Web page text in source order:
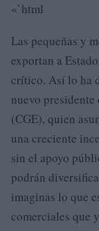
«`html
Las pequeñas y
exportan a
crítico. Así lo ha
nuevo
(CGE), quien
una creciente
sin el apoyo
podrán
imaginas lo que
comerciales que